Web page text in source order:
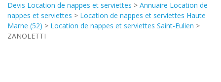
Devis Location de nappes et serviettes > Annuaire Location de
nappes et serviettes > Location de nappes et serviettes Haute
Marne (52) > Location de nappes et serviettes Saint-Eulien >
ZANOLETTI